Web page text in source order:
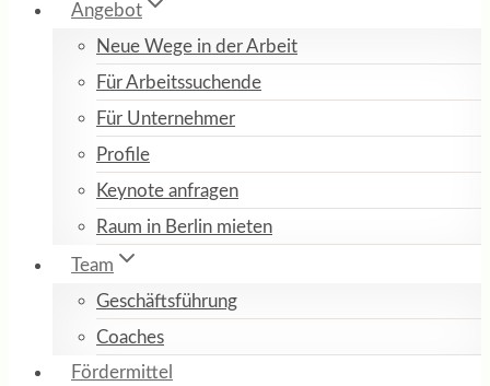
Angebot
Neue Wege in der Arbeit
Für Arbeitssuchende
Für Unternehmer
Profile
Keynote anfragen
Raum in Berlin mieten
Team
Geschäftsführung
Coaches
Fördermittel